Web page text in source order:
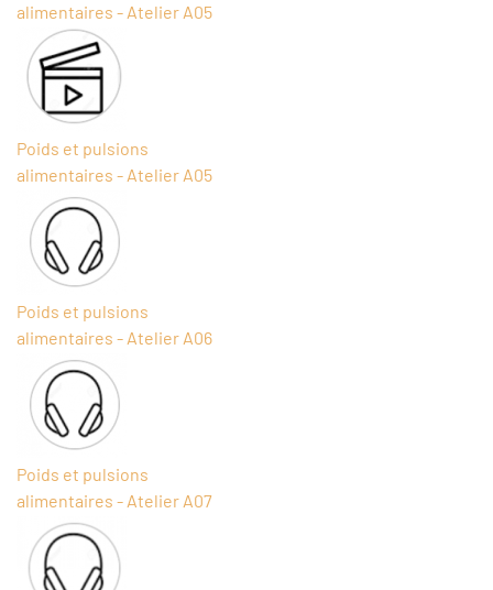
alimentaires - Atelier A05
Poids et pulsions
alimentaires - Atelier A05
Poids et pulsions
alimentaires - Atelier A06
Poids et pulsions
alimentaires - Atelier A07